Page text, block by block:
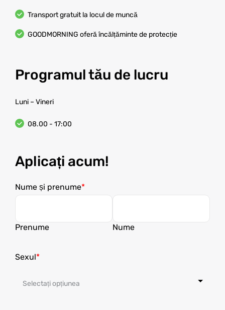
Transport gratuit la locul de muncă
GOODMORNING oferă încălțăminte de protecție
Programul tău de lucru
Luni – Vineri
08.00 - 17:00
Aplicați acum!
Nume și prenume
Prenume Nume
Sexul